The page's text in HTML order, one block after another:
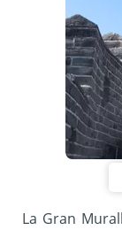
La Gran